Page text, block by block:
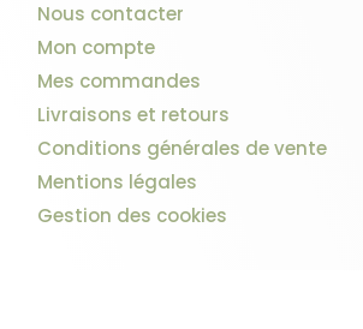
Nous contacter
Mon compte
Mes commandes
Livraisons et retours
Conditions générales de vente
Mentions légales
Gestion des cookies